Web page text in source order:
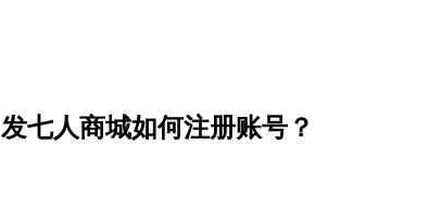
发七人商城如何注册账号？